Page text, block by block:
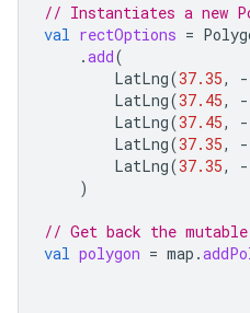
// Instantiates a
val rectOptions =
.add
LatLng(37.35
LatLng( 37.45
LatLng( 37.45
LatLng(37.35
LatLng(37.35
// Get back the
val polygon = map.